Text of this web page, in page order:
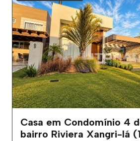
Casa em Condomínio 4
bairro Riviera Xangri-lá